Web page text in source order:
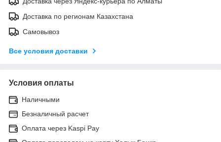
Доставка по регионам Казахстана
Самовывоз
Все условия доставки
Условия оплаты
Наличными
Безналичный расчет
Оплата через Kaspi Pay